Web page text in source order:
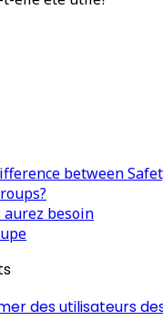
between
aurez besoin
des utilisateurs